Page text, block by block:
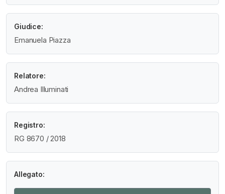
Giudice:
Emanuela Piazza
Relatore:
Andrea Illuminati
Registro:
RG 8670 / 2018
Allegato: